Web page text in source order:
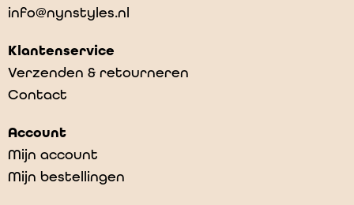
info@nynstyles.nl
Klantenservice
Verzenden & retourneren
Contact
Account
Mijn account
Mijn bestellingen